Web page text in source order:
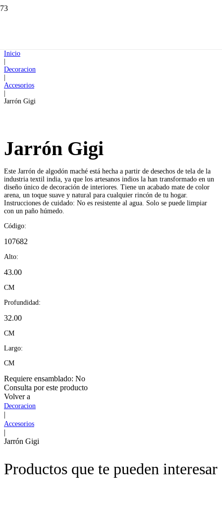
Inicio
Decoracion
Accesorios
Jarrón Gigi
Jarrón Gigi
Este Jarrón de algodón maché está hecha a partir de desechos de tela de la
industria textil india, ya que los artesanos indios la han transformado en un
diseño único de decoración de interiores. Tiene un acabado mate de color
arena, un toque suave y natural para cualquier rincón de tu hogar.
Instrucciones de cuidado: No es resistente al agua. Solo se puede limpiar
con un paño húmedo.
Código:
107682
Alto:
43.00
CM
Profundidad:
32.00
CM
Largo:
CM
Requiere ensamblado: No
Consulta por este producto
Volver a
Decoracion
|
Accesorios
|
Jarrón Gigi
Productos que te pueden interesar